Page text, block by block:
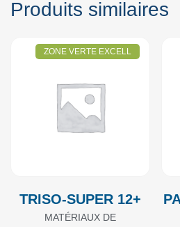
Produits similaires
ZONE VERTE EXCELL
TRISO-SUPER 12+
MATÉRIAUX DE